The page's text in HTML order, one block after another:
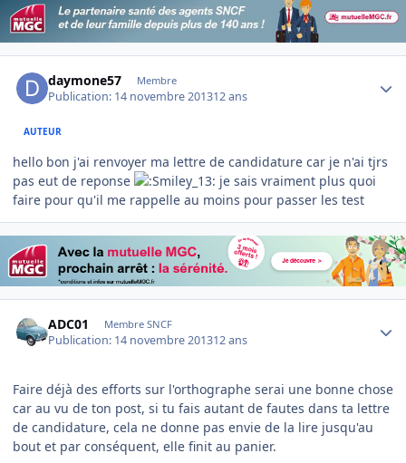
daymone57 Membre
Publication: 14 novembre 201312 ans
AUTEUR
hello bon j'ai renvoyer ma lettre de candidature car je n'ai tjrs
pas eut de reponse
je sais vraiment plus quoi
faire pour qu'il me rappelle au moins pour passer les test
ADC01 Membre SNCF
Publication: 14 novembre 201312 ans
Faire déjà des efforts sur l'orthographe serai une bonne chose
car au vu de ton post, si tu fais autant de fautes dans ta lettre
de candidature, cela ne donne pas envie de la lire jusqu'au
bout et par conséquent, elle finit au panier.